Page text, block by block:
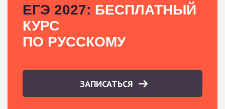
ЕГЭ 2027: БЕСПЛАТНЫЙ
КУРС
ПО РУССКОМУ
ЗАПИСАТЬСЯ